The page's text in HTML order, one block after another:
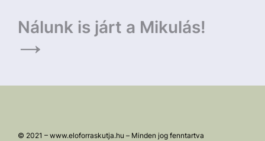
Nálunk is járt a Mikulás!
© 2021 – www.eloforraskutja.hu – Minden jog fenntartva